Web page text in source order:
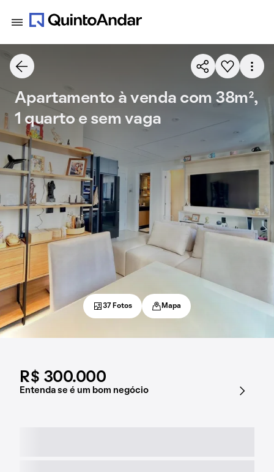
R$ 300.000
Entenda se é um bom negócio
Apartamento à venda com 38m²,
1 quarto e sem vaga
37 Fotos Mapa